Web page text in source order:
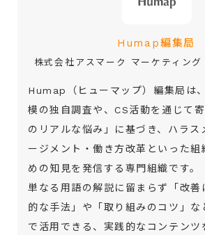
Humap編集局
株式会社アスマーク マーケティング
Humap（ヒューマップ）編集局は
模の独自調査や、CS活動を通じて
のリアルな悩み」に基づき、ハラス
ージメント・働き方改革といった組
めの知見を発信する専門組織です。
単なる用語の解説に留まらず「改善
的な手法」や「取り組みのコツ」な
で活用できる、実践的なコンテンツ